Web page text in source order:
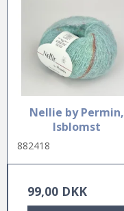
Nellie by Permin,
Isblomst
882418
99,00 DKK